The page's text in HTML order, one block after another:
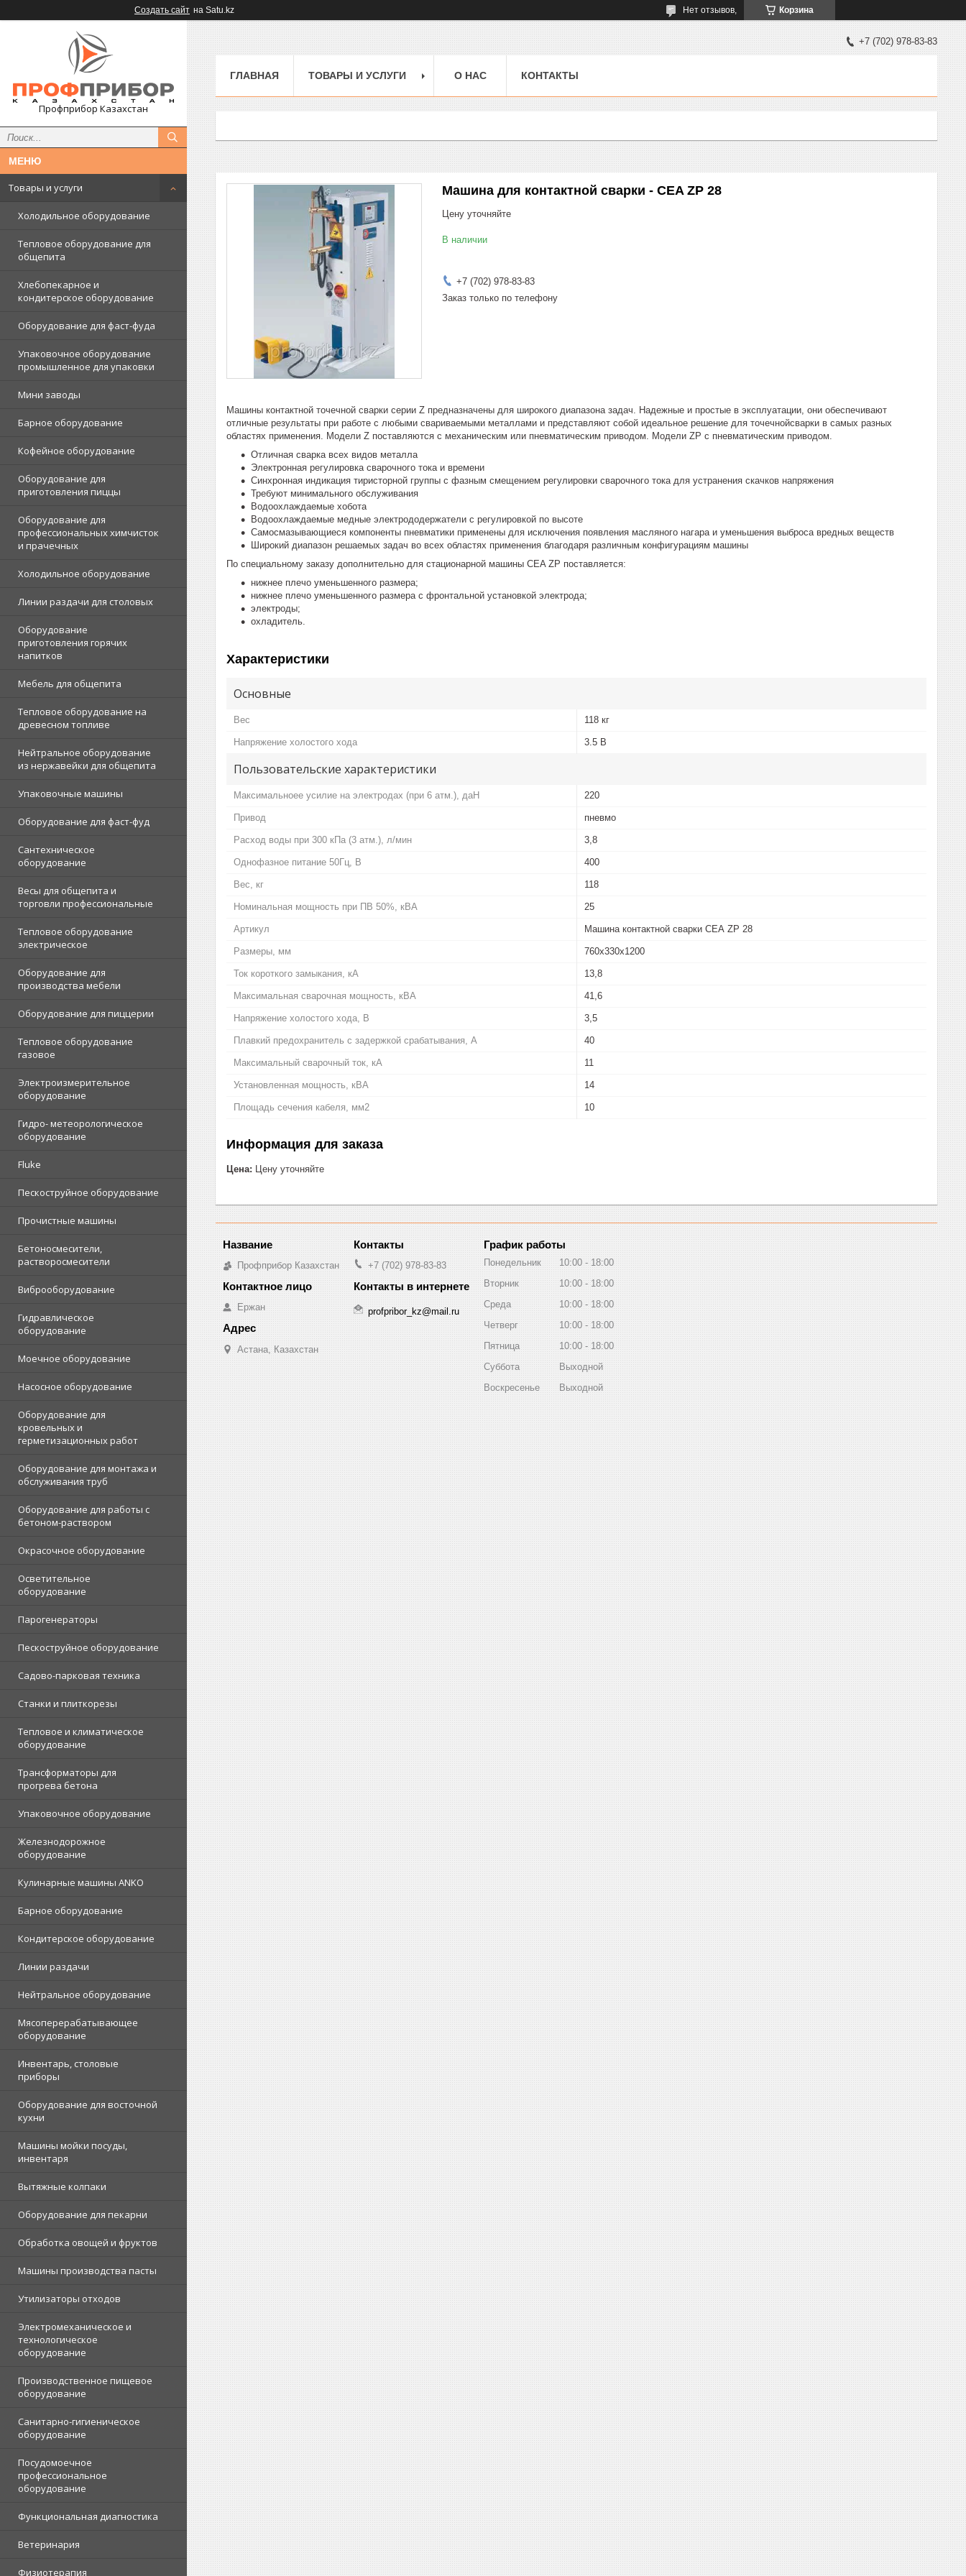
Создать сайт на Satu.kz Корзина
Нет отзывов,
Профприбор Казахстан
Товары и услуги
Холодильное оборудование
Тепловое оборудование для
общепита
Хлебопекарное и
кондитерское оборудование
Оборудование для фаст-фуда
Упаковочное оборудование
промышленное для упаковки
Мини заводы
Барное оборудование
Кофейное оборудование
Оборудование для
приготовления пиццы
Оборудование для
профессиональных химчисток
и прачечных
Холодильное оборудование
Линии раздачи для столовых
Оборудование
приготовления горячих
напитков
Мебель для общепита
Тепловое оборудование на
древесном топливе
Нейтральное оборудование
из нержавейки для общепита
Упаковочные машины
Оборудование для фаст-фуд
Сантехническое
оборудование
Весы для общепита и
торговли профессиональные
Тепловое оборудование
электрическое
Оборудование для
производства мебели
Оборудование для пиццерии
Тепловое оборудование
газовое
Электроизмерительное
оборудование
Гидро- метеорологическое
оборудование
Fluke
Пескоструйное оборудование
Прочистные машины
Бетоносмесители,
растворосмесители
Виброоборудование
Гидравлическое
оборудование
Моечное оборудование
Насосное оборудование
Оборудование для
кровельных и
герметизационных работ
Оборудование для монтажа и
обслуживания труб
Оборудование для работы с
бетоном-раствором
Окрасочное оборудование
Осветительное
оборудование
Парогенераторы
Пескоструйное оборудование
Садово-парковая техника
Станки и плиткорезы
Тепловое и климатическое
оборудование
Трансформаторы для
прогрева бетона
Упаковочное оборудование
Железнодорожное
оборудование
Кулинарные машины ANKO
Барное оборудование
Кондитерское оборудование
Линии раздачи
Нейтральное оборудование
Мясоперерабатывающее
оборудование
Инвентарь, столовые
приборы
Оборудование для восточной
кухни
Машины мойки посуды,
инвентаря
Вытяжные колпаки
Оборудование для пекарни
Обработка овощей и фруктов
Машины производства пасты
Утилизаторы отходов
Электромеханическое и
технологическое
оборудование
Производственное пищевое
оборудование
Санитарно-гигиеническое
оборудование
Посудомоечное
профессиональное
оборудование
Функциональная диагностика
Ветеринария
Физиотерапия
+7 (702) 978-83-83
ГЛАВНАЯ ТОВАРЫ И УСЛУГИ О НАС КОНТАКТЫ
Машина для контактной сварки - CEA ZP 28
Цену уточняйте
В наличии
+7 (702) 978-83-83
Заказ только по телефону
Машины контактной точечной сварки серии Z предназначены для широкого диапазона задач. Надежные и простые в эксплуатации, они обеспечивают
отличные результаты при работе с любыми свариваемыми металлами и представляют собой идеальное решение для точечнойсварки в самых разных
областях применения. Модели Z поставляются с механическим или пневматическим приводом. Модели ZP с пневматическим приводом.
Отличная сварка всех видов металла
Электронная регулировка сварочного тока и времени
Синхронная индикация тиристорной группы с фазным смещением регулировки сварочного тока для устранения скачков напряжения
Требуют минимального обслуживания
Водоохлаждаемые хобота
Водоохлаждаемые медные электрододержатели с регулировкой по высоте
Самосмазывающиеся компоненты пневматики применены для исключения появления масляного нагара и уменьшения выброса вредных веществ
Широкий диапазон решаемых задач во всех областях применения благодаря различным конфигурациям машины
По специальному заказу дополнительно для стационарной машины CEA ZP поставляется:
нижнее плечо уменьшенного размера;
нижнее плечо уменьшенного размера с фронтальной установкой электрода;
электроды;
охладитель.
Характеристики
Основные
Вес 118 кг
Напряжение холостого хода 3.5 В
Пользовательские характеристики
Максимальноее усилие на электродах (при 6 атм.), даН 220
Привод пневмо
Расход воды при 300 кПа (3 атм.), л/мин 3,8
Однофазное питание 50Гц, В 400
Вес, кг 118
Номинальная мощность при ПВ 50%, кВА 25
Артикул Машина контактной сварки СЕА ZP 28
Размеры, мм 760x330x1200
Ток короткого замыкания, кА 13,8
Максимальная сварочная мощность, кВА 41,6
Напряжение холостого хода, В 3,5
Плавкий предохранитель с задержкой срабатывания, А 40
Максимальный сварочный ток, кА 11
Установленная мощность, кВА 14
Площадь сечения кабеля, мм2 10
Информация для заказа
Цена: Цену уточняйте
Профприбор Казахстан
Ержан
Астана, Казахстан
+7 (702) 978-83-83
profpribor_kz@mail.ru
График работы
Понедельник 10:00
18:00
Вторник
10:00
18:00
Среда
10:00
18:00
Четверг
10:00
18:00
Пятница
10:00
18:00
Суббота
Выходной
Воскресенье
Выходной